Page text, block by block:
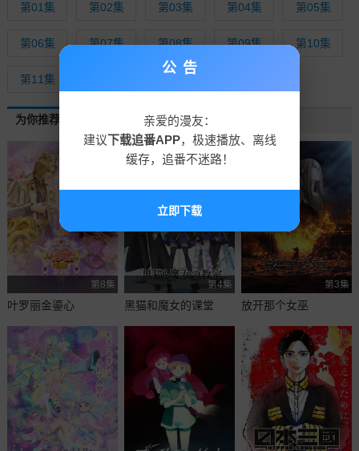
公告
亲爱的漫友：
建议下载追番APP，极速播放、离线
缓存，追番不迷路！
立即下载
第01集 第02集 第03集 第04集 第05集
第06集 第07集 第08集 第09集 第10集
第11集
为你推荐
第8集
叶罗丽金鎏心
第4集
黑猫和魔女的课堂
第3集
放开那个女巫